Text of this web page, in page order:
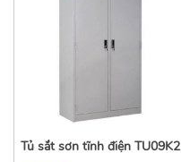
Tủ sắt sơn tĩnh điện TU09K2